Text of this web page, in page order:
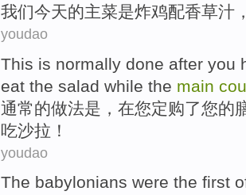
我们今天的主菜是炸鸡配香草汁
youdao
This is normally done after you
eat the salad while the main
通常的做法是 ， 在您定购了您的
吃沙拉 ！
youdao
The babylonians were the first